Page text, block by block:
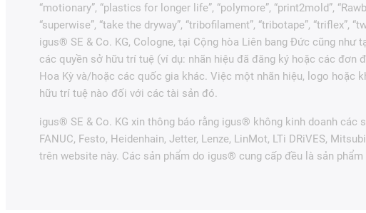
“motionary”, “plastics for longer life”, “polymore”, “print2mold”,
“superwise”, “take the dryway”, “tribofilament”, “tribotape”,
igus® SE & Co. KG, Cologne, tại Cộng hòa Liên bang Đức cũng
các quyền sở hữu trí tuệ (ví dụ: nhãn hiệu đã đăng ký hoặc các đơn
Hoa Kỳ và/hoặc các quốc gia khác. Việc một nhãn hiệu, logo hoặc
hữu trí tuệ nào đối với các tài sản đó.
igus® SE & Co. KG xin thông báo rằng igus® không kinh doanh các
FANUC, Festo, Heidenhain, Jetter, Lenze, LinMot, LTi DRiVES,
trên website này. Các sản phẩm do igus® cung cấp đều là sản